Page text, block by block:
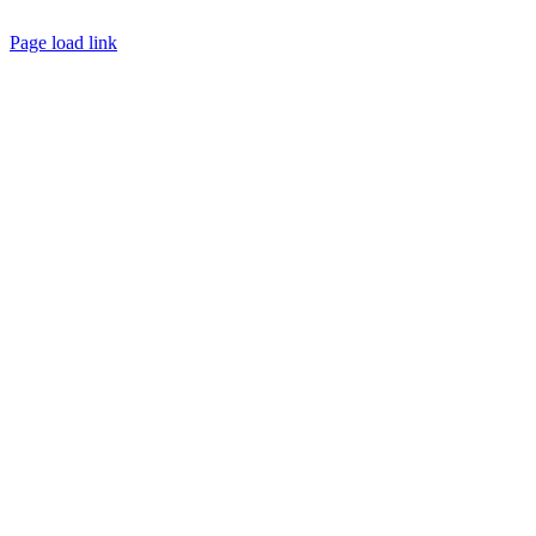
Page load link